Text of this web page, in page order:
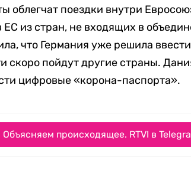
облегчат поездки внутри
ЕС из стран, не входящих в
что Германия уже решила
скоро пойдут другие страны.
цифровые «корона-паспорта».
Объясняем происходящее. RTVI в